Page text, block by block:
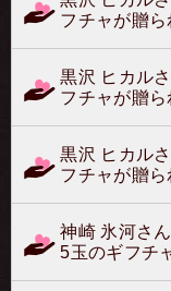
フチャが贈ら
黒沢 ヒカル
フチャが贈ら
黒沢 ヒカル
フチャが贈ら
神崎 氷河さ
5玉のギフチ